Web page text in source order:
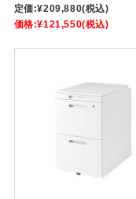
定価:¥209,880(税込)
価格:¥121,550(税込)